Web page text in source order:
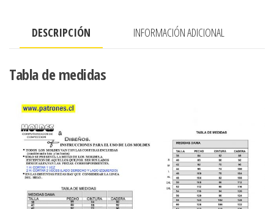
SALIDA
PLAYA)
DESCRIPCIÓN INFORMACIÓN ADICIONAL
Tabla de medidas